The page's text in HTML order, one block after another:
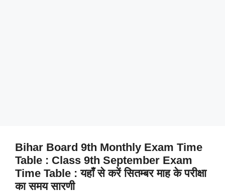
Bihar Board 9th Monthly Exam Time
Table : Class 9th September Exam
Time Table : यहाँ से करें सितम्बर माह के परीक्षा
का समय सारणी